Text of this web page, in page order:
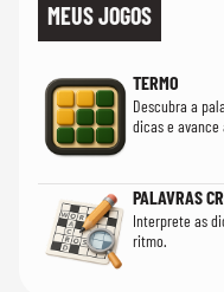
MEUS JOGOS
TERMO
Descubra a
dicas e
PALAVRAS
Interprete as
ritmo.